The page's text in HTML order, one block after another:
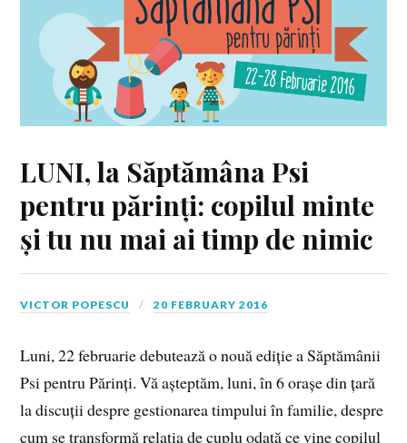
LUNI, la Săptămâna Psi
pentru părinți: copilul minte
și tu nu mai ai timp de nimic
VICTOR POPESCU 20 FEBRUARY 2016
Luni, 22 februarie debutează o nouă ediție a Săptămânii
Psi pentru Părinți. Vă așteptăm, luni, în 6 orașe din țară
la discuții despre gestionarea timpului în familie, despre
cum se transformă relația de cuplu odată ce vine copilul